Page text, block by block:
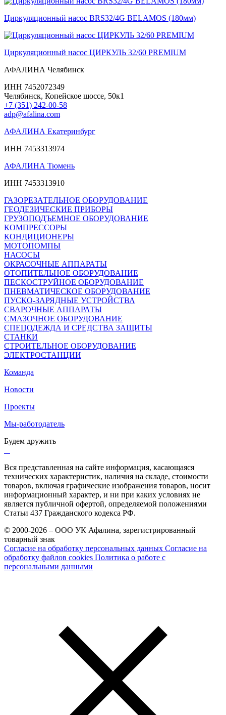
Циркуляционный насос BRS32/4G BELAMOS (180мм)
Циркуляционный насос ЦИРКУЛЬ 32/60 PREMIUM
АФАЛИНА Челябинск
ИНН 7452072349
Челябинск, Копейское шоссе, 50к1
+7 (351) 242-00-58
adp@afalina.com
АФАЛИНА Екатеринбург
ИНН 7453313974
АФАЛИНА Тюмень
ИНН 7453313910
ГАЗОРЕЗАТЕЛЬНОЕ ОБОРУДОВАНИЕ
ГЕОДЕЗИЧЕСКИЕ ПРИБОРЫ
ГРУЗОПОДЪЕМНОЕ ОБОРУДОВАНИЕ
КОМПРЕССОРЫ
КОНДИЦИОНЕРЫ
МОТОПОМПЫ
НАСОСЫ
ОКРАСОЧНЫЕ АППАРАТЫ
ОТОПИТЕЛЬНОЕ ОБОРУДОВАНИЕ
ПЕСКОСТРУЙНОЕ ОБОРУДОВАНИЕ
ПНЕВМАТИЧЕСКОЕ ОБОРУДОВАНИЕ
ПУСКО-ЗАРЯДНЫЕ УСТРОЙСТВА
СВАРОЧНЫЕ АППАРАТЫ
СМАЗОЧНОЕ ОБОРУДОВАНИЕ
СПЕЦОДЕЖДА И СРЕДСТВА ЗАЩИТЫ
СТАНКИ
СТРОИТЕЛЬНОЕ ОБОРУДОВАНИЕ
ЭЛЕКТРОСТАНЦИИ
Команда
Новости
Проекты
Мы-работодатель
Будем дружить
Вся представленная на сайте информация, касающаяся
технических характеристик, наличия на складе, стоимости
товаров, включая графические изображения товаров, носит
информационный характер, и ни при каких условиях не
является публичной офертой, определяемой положениями
Статьи 437 Гражданского кодекса РФ.
© 2000-2026 – ООО УК Афалина, зарегистрированный
товарный знак
Согласие на обработку персональных данных Согласие на
обработку файлов cookies Политика о работе с
персональными данными